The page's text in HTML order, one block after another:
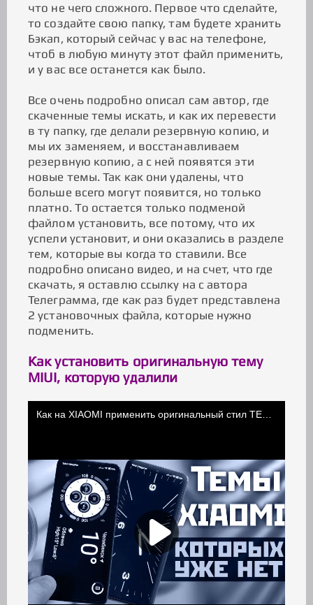
что не чего сложного. Первое что сделайте,
то создайте свою папку, там будете хранить
Бэкап, который сейчас у вас на телефоне,
чтоб в любую минуту этот файл применить,
и у вас все останется как было.
Все очень подробно описал сам автор, где
скаченные темы искать, и как их перевести
в ту папку, где делали резервную копию, и
мы их заменяем, и восстанавливаем
резервную копию, а с ней появятся эти
новые темы. Так как они удалены, что
больше всего могут появится, но только
платно. То остается только подменой
файлом установить, все потому, что их
успели установит, и они оказались в разделе
тем, которые вы когда то ставили. Все
подробно описано видео, и на счет, что где
скачать, я оставлю ссылку на с автора
Телеграмма, где как раз будет представлена
2 установочных файла, которые нужно
подменить.
Как установить оригинальную тему
MIUI, которую удалили